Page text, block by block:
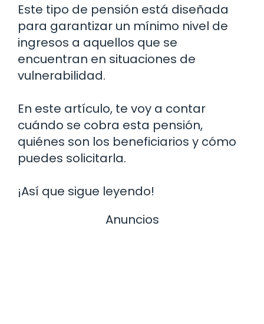
Este tipo de pensión está diseñada
para garantizar un mínimo nivel de
ingresos a aquellos que se
encuentran en situaciones de
vulnerabilidad.
En este artículo, te voy a contar
cuándo se cobra esta pensión,
quiénes son los beneficiarios y cómo
puedes solicitarla.
¡Así que sigue leyendo!
Anuncios